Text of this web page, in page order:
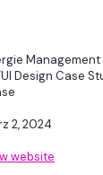
Management
Design Case
2, 2024
website